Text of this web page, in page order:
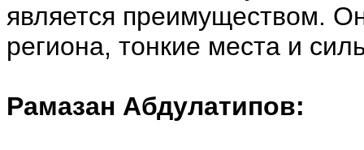
является преимуществом.
региона, тонкие места и
Рамазан Абдулатипов: